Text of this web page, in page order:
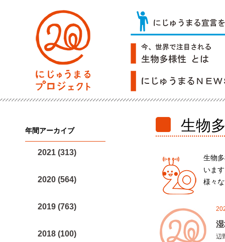
年間アーカイブ
2021 (313)
2020 (564)
2019 (763)
2018 (100)
生物
生物
いま
様々
辺